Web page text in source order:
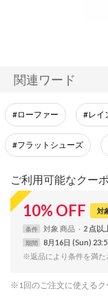
関連ワード
#ローファー #レイ
#フラットシューズ
ご利用可能なクー
10% OFF 対
条件 対象 商品 2 点以
期間 8月16日 (Sun)
※返品により条件を満た
※1回のご注文に使えるク